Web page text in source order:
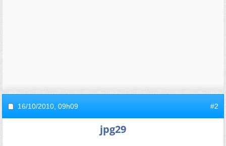
16/10/2010, 09h09 #2
jpg29